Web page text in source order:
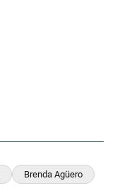
Brenda Agüero